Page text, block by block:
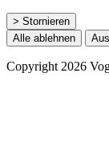
> Stornieren
Alle ablehnen
Copyright 2026